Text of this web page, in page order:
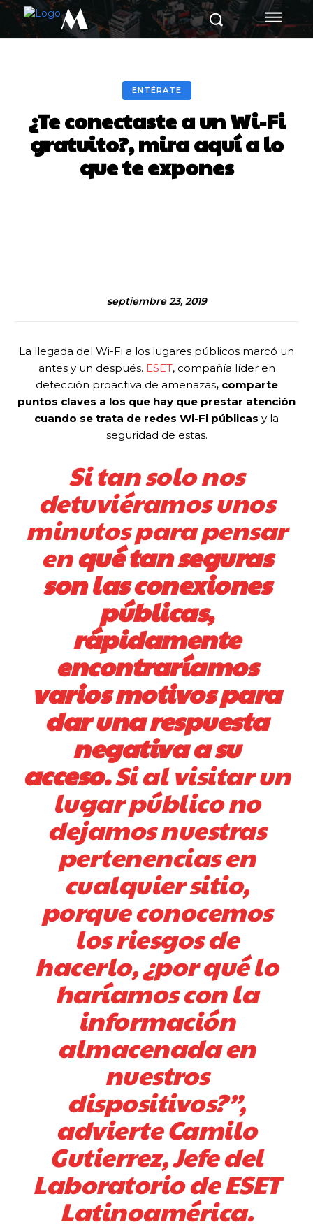
M
ENTÉRATE
¿Te conectaste a un Wi-Fi
gratuito?, mira aquí a lo
que te expones
septiembre 23, 2019
La llegada del Wi-Fi a los lugares públicos marcó un
antes y un después. ESET, compañía líder en
detección proactiva de amenazas, comparte
puntos claves a los que hay que prestar atención
cuando se trata de redes Wi-Fi públicas y la
seguridad de estas.
Si tan solo nos
detuviéramos unos
minutos para pensar
enqué tan seguras
son las conexiones
públicas,
rápidamente
encontraríamos
varios motivos para
dar una respuesta
negativa a su
acceso.Si al visitar un
lugar público no
dejamos nuestras
pertenencias en
cualquier sitio,
porque conocemos
los riesgos de
hacerlo, ¿por qué lo
haríamos con la
información
almacenada en
nuestros
dispositivos?”,
advierte Camilo
Gutierrez, Jefe del
Laboratorio de ESET
Latinoamérica.